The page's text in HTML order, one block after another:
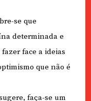
se que
determinada e
face a ideias
que não é
faça-se um